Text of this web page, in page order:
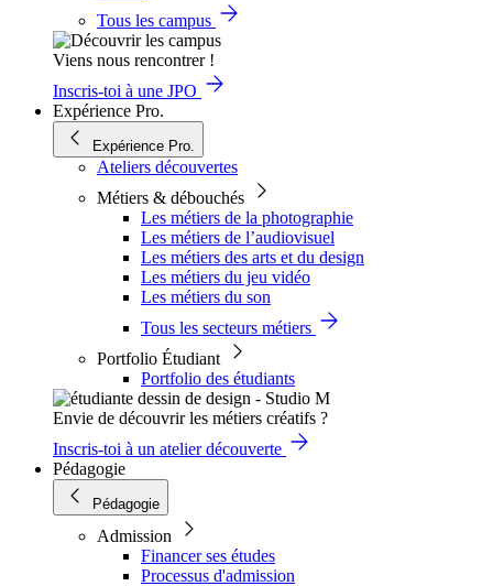
Tous les campus
Viens nous rencontrer !
Inscris-toi à une JPO
Expérience Pro.
Expérience Pro.
Ateliers découvertes
Métiers & débouchés
Les métiers de la photographie
Les métiers de l’audiovisuel
Les métiers des arts et du design
Les métiers du jeu vidéo
Les métiers du son
Tous les secteurs métiers
Portfolio Étudiant
Portfolio des étudiants
Envie de découvrir les métiers créatifs ?
Inscris-toi à un atelier découverte
Pédagogie
Pédagogie
Admission
Financer ses études
Processus d'admission